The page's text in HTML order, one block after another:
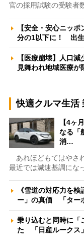
官の採用試験の受験者
【安全・安心ニッ
分の1以下に！ 出
【医療崩壊】人口
見舞われ地域医療
快適クルマ生活
【4ヶ
なる「
消…
あれほどもてはやさ
最近では減速基調にな
《雪道の対応力を
ー」の真価 「ター
乗り込むと同時に「
た 「日産ルークス